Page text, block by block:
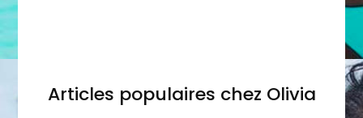
Articles populaires chez Olivia